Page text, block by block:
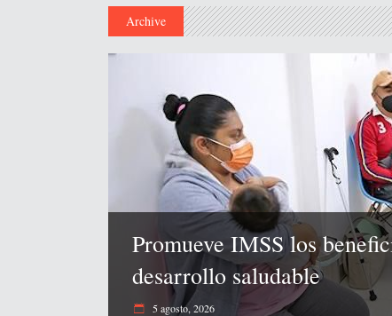
Archive
Promueve IMSS los
desarrollo saludable
5 agosto, 2026